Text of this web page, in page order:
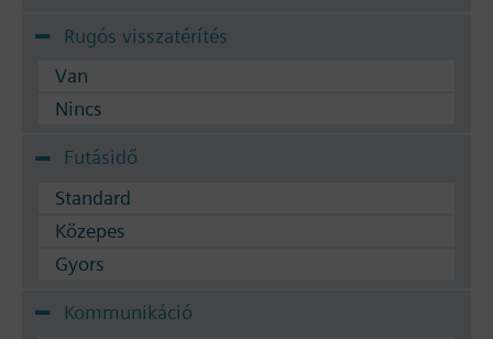
Rugós visszatérítés
Van
Nincs
Futásidő
Standard
Közepes
Gyors
Kommunikáció